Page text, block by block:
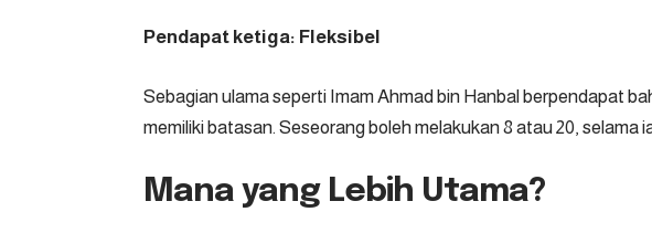
Pendapat ketiga: Fleksibel
Sebagian ulama seperti Imam Ahmad bin Hanbal berpendapat
memiliki batasan. Seseorang boleh melakukan 8 atau 20, selama
Mana yang Lebih Utama?